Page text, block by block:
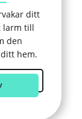
ditt
larm till
den
hem.